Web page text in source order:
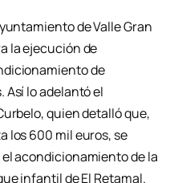
de Valle Gran
la ejecución de
de
lo adelantó el
quien detalló que,
los 600 mil euros, se
acondicionamiento de la
infantil de El Retamal.